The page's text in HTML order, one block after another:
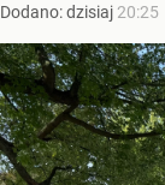
Dodano:dzisiaj 20:25